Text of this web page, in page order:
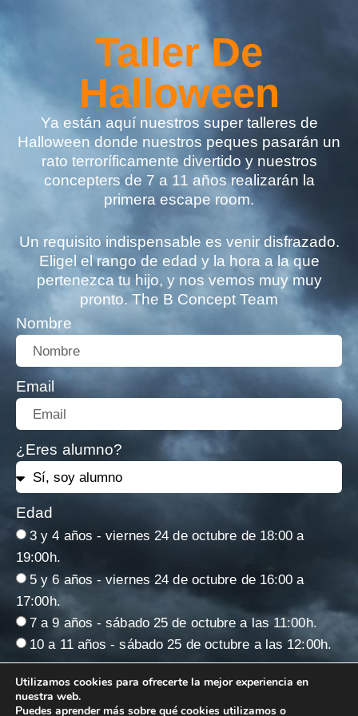
Taller De
Halloween
Ya están aquí nuestros super talleres de
Halloween donde nuestros peques pasarán un
rato terroríficamente divertido y nuestros
concepters de 7 a 11 años realizarán la
primera escape room.
Un requisito indispensable es venir disfrazado.
Eligel el rango de edad y la hora a la que
pertenezca tu hijo, y nos vemos muy muy
pronto. The B Concept Team
Nombre
Email
¿Eres alumno?
Edad
3 y 4 años - viernes 24 de octubre de 18:00 a
19:00h.
5 y 6 años - viernes 24 de octubre de 16:00 a
17:00h.
7 a 9 años - sábado 25 de octubre a las 11:00h.
10 a 11 años - sábado 25 de octubre a las 12:00h.
Acepto lapolítica de privacidad.
Utilizamos cookies para ofrecerte la mejor experiencia en
nuestra web.
Puedes aprender más sobre qué cookies utilizamos o